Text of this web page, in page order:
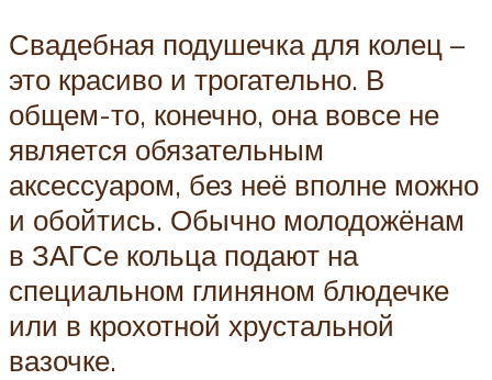
Свадебная подушечка для колец –
это красиво и трогательно. В
общем-то, конечно, она вовсе не
является обязательным
аксессуаром, без неё вполне можно
и обойтись. Обычно молодожёнам
в ЗАГСе кольца подают на
специальном глиняном блюдечке
или в крохотной хрустальной
вазочке.